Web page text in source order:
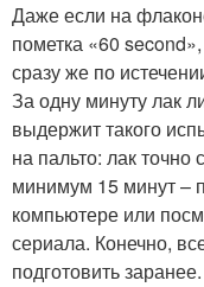
Даже если на
пометка «60
сразу же по
За одну минуту лак
выдержит такого
на пальто: лак
минимум 15 минут –
компьютере или
сериала. Конечно,
подготовить заранее.